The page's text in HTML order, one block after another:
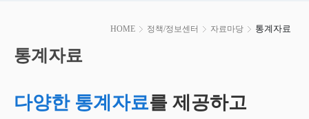
HOME 정책/정보센터 자료마당 통계자료
시
작
통계자료
다양한 통계자료를 제공하고